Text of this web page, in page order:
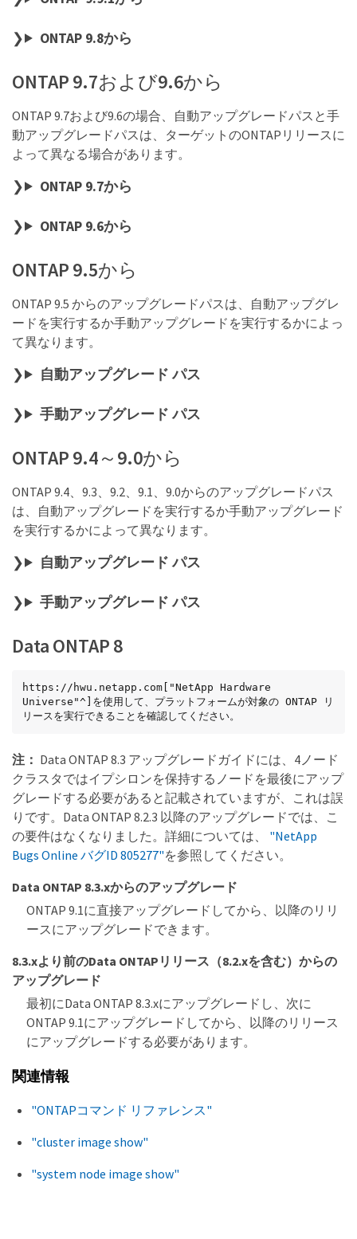
ONTAP 9.8から
ONTAP 9.7および9.6から
ONTAP 9.7および9.6の場合、自動アップグレードパスと手
動アップグレードパスは、ターゲットのONTAPリリースに
よって異なる場合があります。
ONTAP 9.7から
ONTAP 9.6から
ONTAP 9.5から
ONTAP 9.5 からのアップグレードパスは、自動アップグレ
ードを実行するか手動アップグレードを実行するかによっ
て異なります。
自動アップグレード パス
手動アップグレード パス
ONTAP 9.4～9.0から
ONTAP 9.4、9.3、9.2、9.1、9.0からのアップグレードパス
は、自動アップグレードを実行するか手動アップグレード
を実行するかによって異なります。
自動アップグレード パス
手動アップグレード パス
Data ONTAP 8
https://hwu.netapp.com["NetApp Hardware
Universe"^]を使用して、プラットフォームが対象の ONTAP リ
リースを実行できることを確認してください。
注： Data ONTAP 8.3 アップグレードガイドには、4ノード
クラスタではイプシロンを保持するノードを最後にアップ
グレードする必要があると記載されていますが、これは誤
りです。Data ONTAP 8.2.3 以降のアップグレードでは、こ
の要件はなくなりました。詳細については、 "NetApp
Bugs Online バグID 805277"を参照してください。
Data ONTAP 8.3.xからのアップグレード
ONTAP 9.1に直接アップグレードしてから、以降のリリ
ースにアップグレードできます。
8.3.xより前のData ONTAPリリース（8.2.xを含む）からの
アップグレード
最初にData ONTAP 8.3.xにアップグレードし、次に
ONTAP 9.1にアップグレードしてから、以降のリリース
にアップグレードする必要があります。
関連情報
"ONTAPコマンド リファレンス"
"cluster image show"
"system node image show"